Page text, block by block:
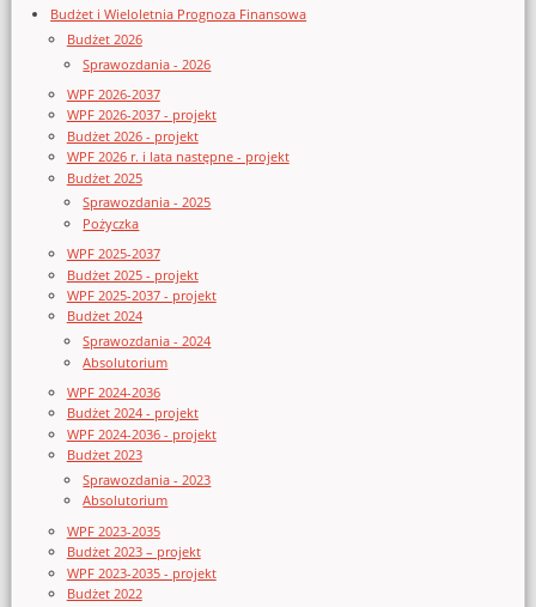
Budżet i Wieloletnia Prognoza Finansowa
Budżet 2026
Sprawozdania - 2026
WPF 2026-2037
WPF 2026-2037 - projekt
Budżet 2026 - projekt
WPF 2026 r. i lata następne - projekt
Budżet 2025
Sprawozdania - 2025
Pożyczka
WPF 2025-2037
Budżet 2025 - projekt
WPF 2025-2037 - projekt
Budżet 2024
Sprawozdania - 2024
Absolutorium
WPF 2024-2036
Budżet 2024 - projekt
WPF 2024-2036 - projekt
Budżet 2023
Sprawozdania - 2023
Absolutorium
WPF 2023-2035
Budżet 2023 – projekt
WPF 2023-2035 - projekt
Budżet 2022